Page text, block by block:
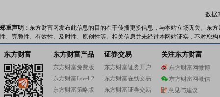
数据
郑重声明： 东方财富网发布此信息的目的在于传播更多信息，与本站立场无关。东
性、完整性、有效性、及时性、原创性等。相关信息并未经过本网站证实，不对您
东方财富 东方财富产品
东方财富免费版
东方财富Level-2
东方财富策略版
证券交易
东方财富证券开户
东方财富在线交易
东方财富证券交易
关注东方财富
东方财富网微博
东方财富网微信
意见与建议